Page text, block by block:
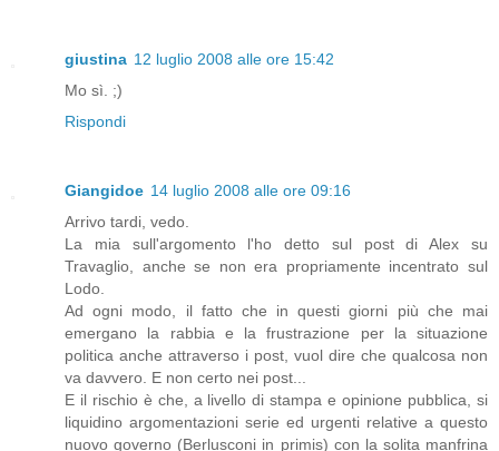
giustina 12 luglio 2008 alle ore 15:42
Mo sì. ;)
Rispondi
Giangidoe 14 luglio 2008 alle ore 09:16
Arrivo tardi, vedo.
La mia sull'argomento l'ho detto sul post di Alex su
Travaglio, anche se non era propriamente incentrato sul
Lodo.
Ad ogni modo, il fatto che in questi giorni più che mai
emergano la rabbia e la frustrazione per la situazione
politica anche attraverso i post, vuol dire che qualcosa non
va davvero. E non certo nei post...
E il rischio è che, a livello di stampa e opinione pubblica, si
liquidino argomentazioni serie ed urgenti relative a questo
nuovo governo (Berlusconi in primis) con la solita manfrina